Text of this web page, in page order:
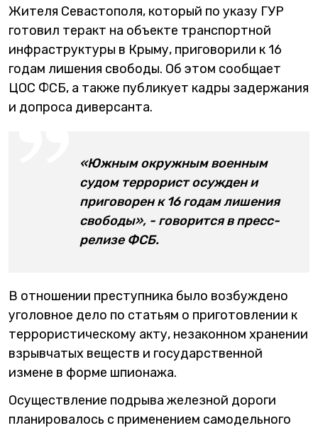
Жителя Севастополя, который по указу ГУР
готовил теракт на объекте транспортной
инфраструктуры в Крыму, приговорили к 16
годам лишения свободы. Об этом сообщает
ЦОС ФСБ, а также публикует кадры задержания
и допроса диверсанта.
«Южным окружным военным
судом террорист осужден и
приговорен к 16 годам лишения
свободы», - говорится в пресс-
релизе ФСБ.
В отношении преступника было возбуждено
уголовное дело по статьям о приготовлении к
террористическому акту, незаконном хранении
взрывчатых веществ и государственной
измене в форме шпионажа.
Осуществление подрыва железной дороги
планировалось с применением самодельного